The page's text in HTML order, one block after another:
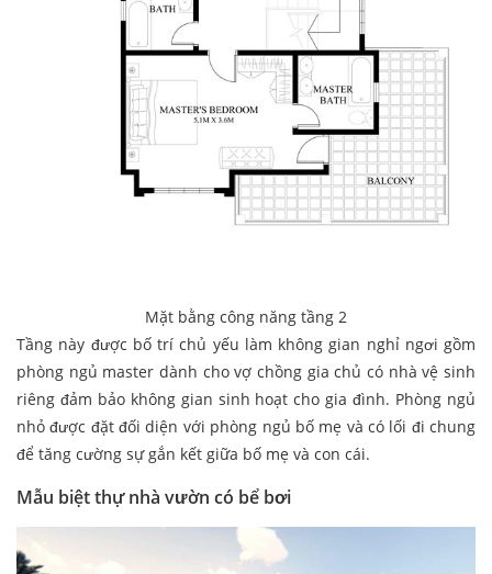
Mặt bằng công năng tầng 2
Tầng này được bố trí chủ yếu làm không gian nghỉ ngơi gồm
phòng ngủ master dành cho vợ chồng gia chủ có nhà vệ sinh
riêng đảm bảo không gian sinh hoạt cho gia đình. Phòng ngủ
nhỏ được đặt đối diện với phòng ngủ bố mẹ và có lối đi chung
để tăng cường sự gắn kết giữa bố mẹ và con cái.
Mẫu biệt thự nhà vườn có bể bơi